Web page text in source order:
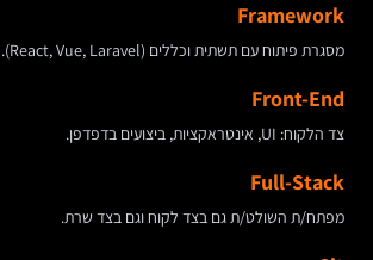
Framework
מסגרת פיתוח עם תשתית וכללים (React, Vue, Laravel).
Front-End
צד הלקוח: UI, אינטראקציות, ביצועים בדפדפן.
Full-Stack
מפתח/ת השולט/ת גם בצד לקוח וגם בצד שרת.